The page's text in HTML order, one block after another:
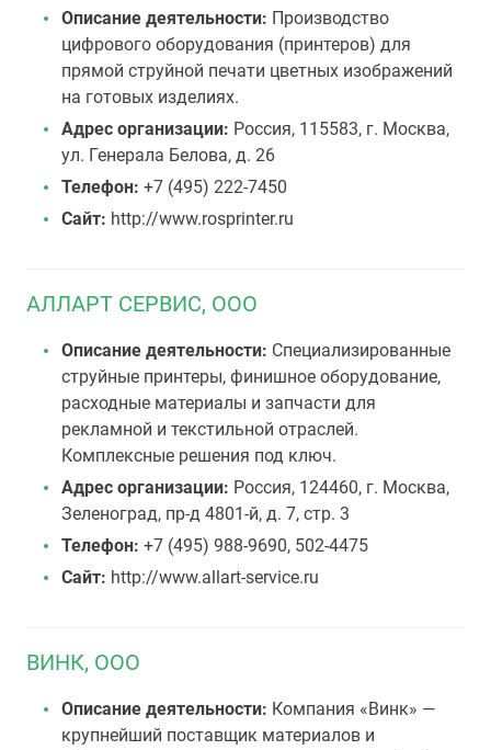
Описание деятельности: Производство
цифрового оборудования (принтеров) для
прямой струйной печати цветных изображений
на готовых изделиях.
Адрес организации: Россия, 115583, г. Москва,
ул. Генерала Белова, д. 26
Телефон: +7 (495) 222-7450
Сайт: http://www.rosprinter.ru
АЛЛАРТ СЕРВИС, ООО
Описание деятельности: Специализированные
струйные принтеры, финишное оборудование,
расходные материалы и запчасти для
рекламной и текстильной отраслей.
Комплексные решения под ключ.
Адрес организации: Россия, 124460, г. Москва,
Зеленоград, пр-д 4801-й, д. 7, стр. 3
Телефон: +7 (495) 988-9690, 502-4475
Сайт: http://www.allart-service.ru
ВИНК, ООО
Описание деятельности: Компания «Винк» —
крупнейший поставщик материалов и